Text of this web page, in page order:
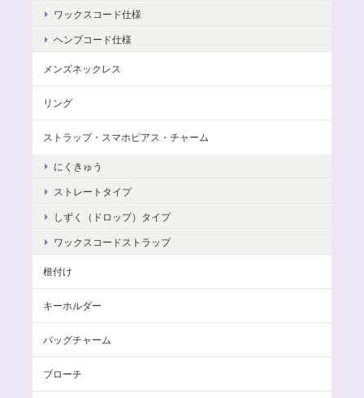
ワックスコード仕様
ヘンプコード仕様
メンズネックレス
リング
ストラップ・スマホピアス・チャーム
にくきゅう
ストレートタイプ
しずく（ドロップ）タイプ
ワックスコードストラップ
根付け
キーホルダー
バッグチャーム
ブローチ